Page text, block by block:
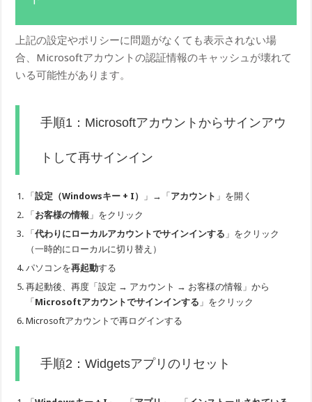
上記の設定やポリシーに問題がなくても表示されない場
合、Microsoftアカウントの認証情報のキャッシュが壊れて
いる可能性があります。
手順1：Microsoftアカウントからサインアウ
トして再サインイン
「設定（Windowsキー + I） 」→「アカウント 」を開く
「お客様の情報 」をクリック
「代わりにローカルアカウントでサインインする 」をクリック
（一時的にローカルに切り替え）
パソコンを再起動する
再起動後、再度「設定 → アカウント → お客様の情報」から
「Microsoftアカウントでサインインする 」をクリック
Microsoftアカウントで再ログインする
手順2：Widgetsアプリのリセット